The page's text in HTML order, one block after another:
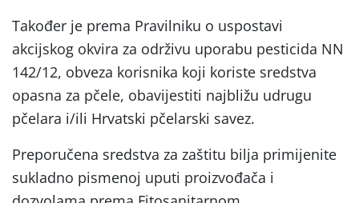
Također je prema Pravilniku o uspostavi
akcijskog okvira za održivu uporabu pesticida NN
142/12, obveza korisnika koji koriste sredstva
opasna za pčele, obavijestiti najbližu udrugu
pčelara i/ili Hrvatski pčelarski savez.
Preporučena sredstva za zaštitu bilja primijenite
sukladno pismenoj uputi proizvođača i